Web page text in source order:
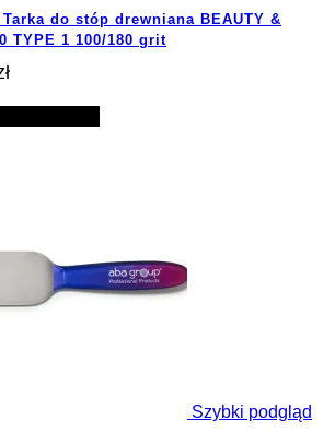
do stóp drewniana BEAUTY &
TYPE 1 100/180 grit
Szybki podgląd